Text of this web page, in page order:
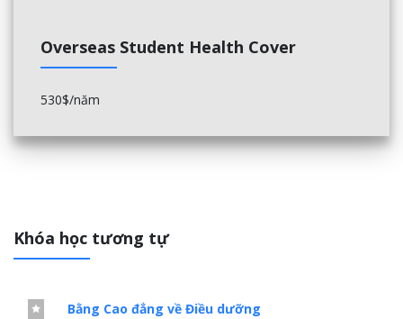
and care setting
Embed sustainable practices in service operations
education and care for children
Nurture creativity in children
Overseas Student Health Cover
530$/năm
Khóa học tương tự
Bằng Cao đẳng về Điều dưỡng